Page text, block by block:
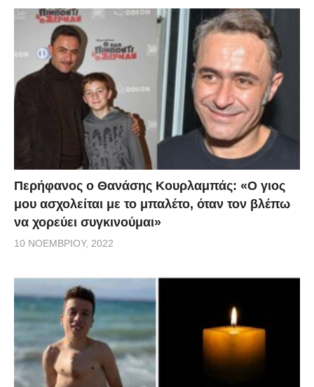
Περήφανος ο Θανάσης Κουρλαμπάς: «Ο γιος
μου ασχολείται με το μπαλέτο, όταν τον βλέπω
να χορεύει συγκινούμαι»
10 ΝΟΕΜΒΡΊΟΥ, 2022